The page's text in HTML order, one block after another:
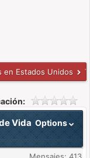
en Estados Unidos
Options
Vida